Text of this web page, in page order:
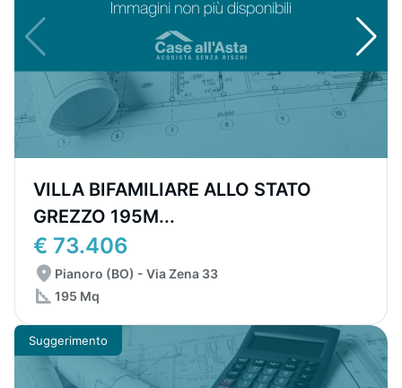
VILLA BIFAMILIARE ALLO STATO
GREZZO 195M...
€ 73.406
Pianoro (BO) - Via Zena 33
195 Mq
Suggerimento